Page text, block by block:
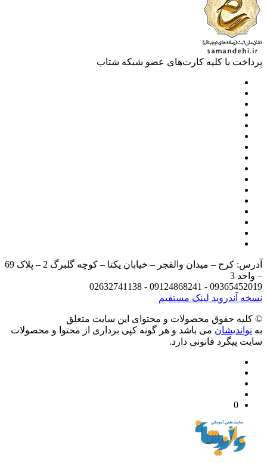
با کلیه کارت‌های عضو شبکه شتاب
آدرس: کرج – میدان والفجر – خیابان یکتا – کوچه گلبرگ 2 – پلاک 69
3
09365452019 - 09124868241 -
آندرویدلینک مستقیم
حقوق محصولات و محتوای اين سایت متعلق
می باشد و هر گونه کپی برداری از محتوا و محصولات
پیگرد قانونی دارد.